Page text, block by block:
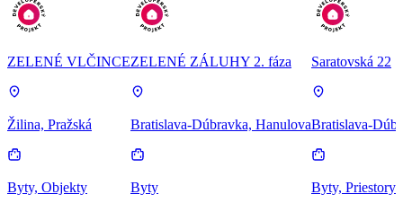
ZELENÉ VLČINCE
Žilina, Pražská
Byty, Objekty
ZELENÉ ZÁLUHY 2. fáza
Bratislava-Dúbravka, Hanulova
Byty
Saratovská 22
Bratislava-
Byty, Priestory